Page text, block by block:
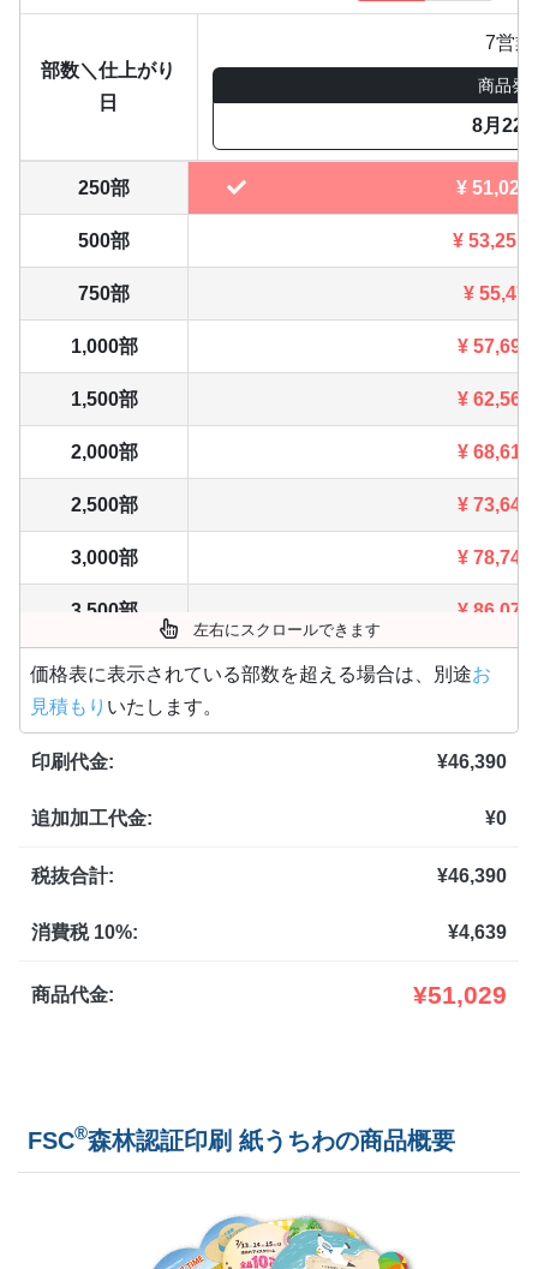
部数＼仕上がり
日
7営
商品発
8月22
250部 ¥ 51,029
500部 ¥ 53,251
750部 ¥ 55,473
1,000部 ¥ 57,695
1,500部 ¥ 62,568
2,000部 ¥ 68,618
2,500部 ¥ 73,645
3,000部 ¥ 78,749
3,500部 ¥ 86,075
4,000部 ¥ 91,344
4,500部
5,000部 ¥ 103,268
5,500部 108,317
6,000部 ¥ 113,388
6,500部 ¥ 120,692
7,000部
8,500部 ¥
左右にスクロールできます
価格表に表示されている部数を超える場合は、別途お
見積もり いたします。
印刷代金: ¥46,390
追加加工代金: ¥0
税抜合計: ¥46,390
消費税 10%: ¥4,639
商品代金: ¥51,029
FSC®森林認証印刷 紙うちわの商品概要